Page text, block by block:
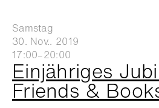
Samstag
30. Nov.. 2019
17:00–20:00
Einjähriges
Friends &